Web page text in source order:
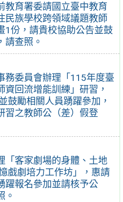
教育署委請國立臺中教育
民族學校跨領域議題教師
1份，請貴校協助公告並鼓
請查照。
務委員會辦理「115年度臺
回流增能訓練」研習，
鼓勵相關人員踴躍參加，
習之教師公（差）假登
「客家劇場的身體、土地
戲劇培力工作坊」，惠請
躍報名參加並請核予公
。